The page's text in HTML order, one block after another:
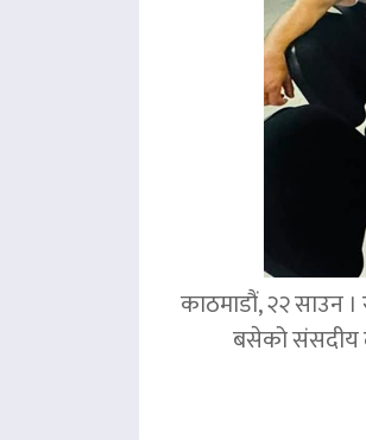
काठमाडौं, २२ साउन ।
बसेको संसदीय